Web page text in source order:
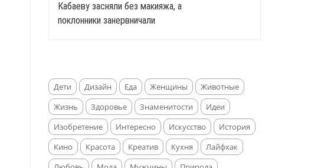
Кабаеву засняли без макияжа, а
поклонники занервничали
Дети Дизайн Еда Женщины
Животные
Жизнь
Здоровье Знаменитости
Идеи
Изобретение
Интересно Искусство
История
Кино
Красота Креатив Кухня
Лайфхак